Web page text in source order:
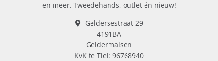
en meer. Tweedehands, outlet én nieuw!
Geldersestraat 29
4191BA
Geldermalsen
KvK te Tiel: 96768940